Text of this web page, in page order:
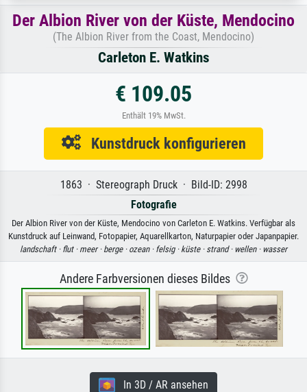
Der Albion River von der Küste, Mendocino
(The Albion River from the Coast, Mendocino)
Carleton E. Watkins
€ 109.05
Enthält 19% MwSt.
Kunstdruck konfigurieren
1863 · Stereograph Druck · Bild-ID: 2998
Fotografie
Der Albion River von der Küste, Mendocino von Carleton E. Watkins. Verfügbar als
Kunstdruck auf Leinwand, Fotopapier, Aquarellkarton, Naturpapier oder Japanpapier.
landschaft · flut · meer · berge · ozean · felsig · küste · strand · wellen · wasser
Andere Farbversionen dieses Bildes
In 3D / AR ansehen